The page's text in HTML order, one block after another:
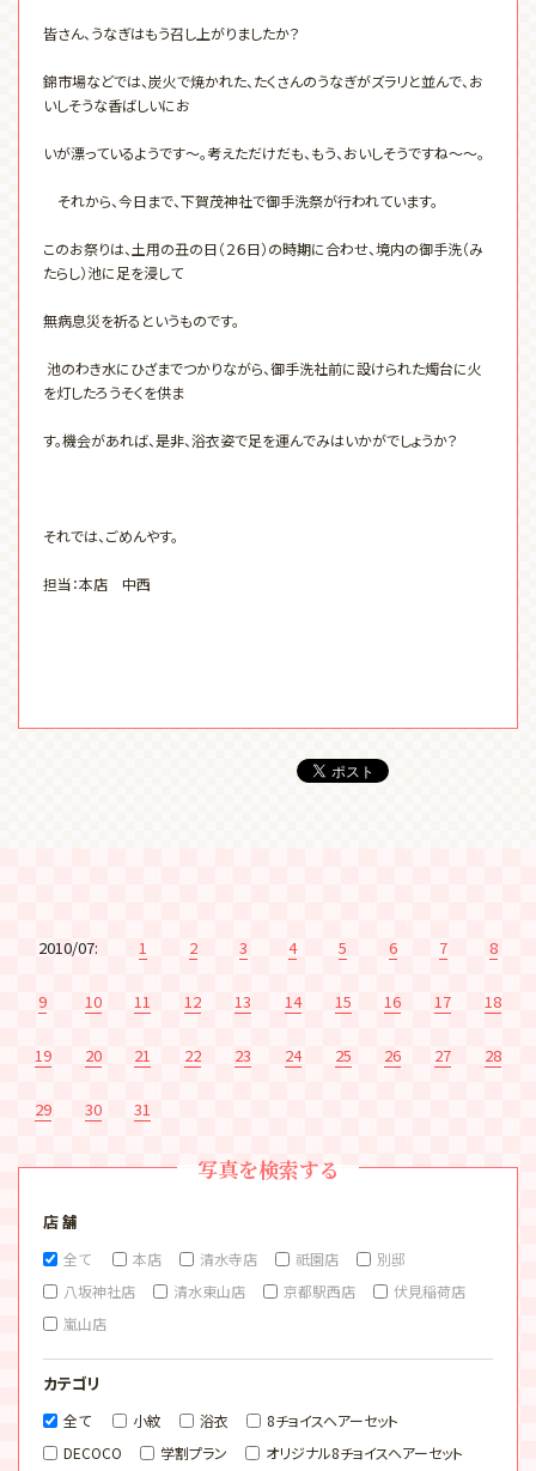
皆さん、うなぎはもう召し上がりましたか？
錦市場などでは、炭火で焼かれた、たくさんのうなぎがズラリと並んで、お
いしそうな香ばしいにお
いが漂っているようです～。考えただけだも、もう、おいしそうですね～～。
それから、今日まで、下賀茂神社で御手洗祭が行われています。
このお祭りは、土用の丑の日（２６日）の時期に合わせ、境内の御手洗（み
たらし）池に足を浸して
無病息災を祈るというものです。
池のわき水にひざまでつかりながら、御手洗社前に設けられた燭台に火
を灯したろうそくを供ま
す。機会があれば、是非、浴衣姿で足を運んでみはいかがでしょうか？
それでは、ごめんやす。
担当：本店 中西
2010/07: 1 2 3 4 5 6 7 8
9 10 11 12 13 14 15 16 17 18
19 20 21 22 23 24 25 26 27 28
29 30 31
写真を検索する
店 舗
全て 本店 清水寺店 祇園店
別邸
八坂神社店
清水東山店 京都駅西店
伏見稲荷店
嵐山店
カテゴリ
全て 小紋 浴衣
8チョイスヘアーセット
DECOCO
学割プラン
オリジナル8チョイスヘアーセット